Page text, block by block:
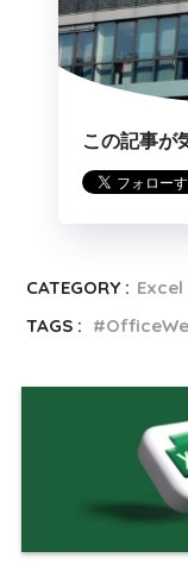
この記事が
CATEGORY : Excel
TAGS :